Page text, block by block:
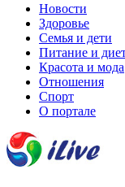
Новости
Здоровье
Семья и дети
Питание и
Красота и мода
Отношения
Спорт
О портале